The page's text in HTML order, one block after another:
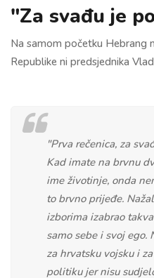
"Za svađu je
Na samom početku Hebrang
Republike ni predsjednika
"Prva rečenica, za
Kad imate na brvnu
ime životinje, onda
to brvno prijeđe.
izborima izabrao
samo sebe i svoj ego.
za hrvatsku vojsku i
politiku jer nisu